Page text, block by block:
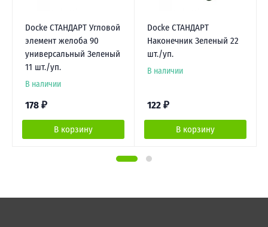
Docke СТАНДАРТ Угловой
элемент желоба 90
универсальный Зеленый
11 шт./уп.
В наличии
178 ₽
В корзину
Docke СТАНДАРТ
Наконечник Зеленый 22
шт./уп.
В наличии
122 ₽
В корзину